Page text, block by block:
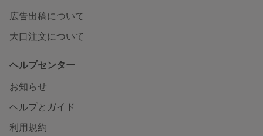
広告出稿について
大口注文について
ヘルプセンター
お知らせ
ヘルプとガイド
利用規約